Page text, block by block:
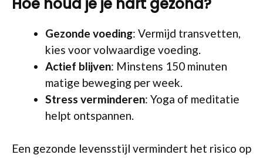
Gezonde voeding: Vermijd transvetten,
kies voor volwaardige voeding.
Actief blijven: Minstens 150 minuten
matige beweging per week.
Stress verminderen: Yoga of meditatie
helpt ontspannen.
Een gezonde levensstijl vermindert het risico op